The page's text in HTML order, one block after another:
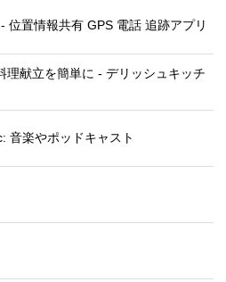
位置情報共有 GPS 電話 追跡アプリ
理献立を簡単‪に - デリッシュキッチ
音楽やポッドキャスト